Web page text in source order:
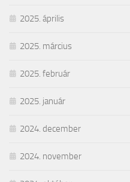
2025. április
2025. március
2025. február
2025. január
2024. december
2024. november